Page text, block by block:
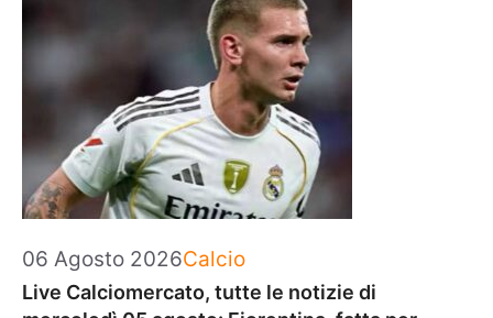
06 Agosto 2026Categorie
Calcio
Live Calciomercato, tutte le notizie di